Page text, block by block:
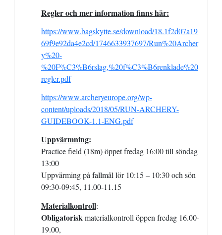
Regler och mer information finns här:
https://www.bagskytte.se/download/18.1f2d07a19
69f9e92da4e2cd/1746633937697/Run%20Archer
y%20-
%20F%C3%B6rslag,%20f%C3%B6renklade%20
regler.pdf
https://www.archeryeurope.org/wp-
content/uploads/2018/05/RUN-ARCHERY-
GUIDEBOOK-1.1-ENG.pdf
Uppvärmning:
Practice field(18m)öppet fredag 16:00 till söndag
13:00
Uppvärming på fallmål lör 10:15 – 10:30 och sön
09:30-09:45, 11.00-11.15
Materialkontroll:
Obligatorisk materialkontroll öppen fredag 16.00-
19.00,